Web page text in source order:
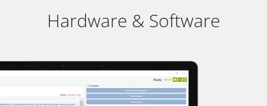
Hardware & Software